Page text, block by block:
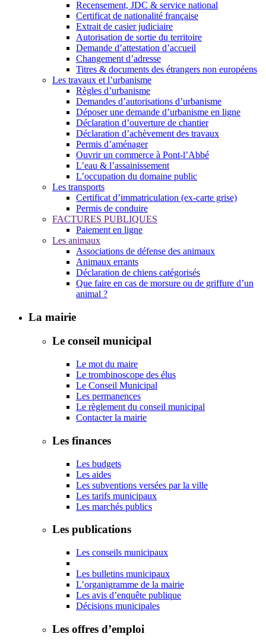
Recensement, JDC & service national
Certificat de nationalité française
Extrait de casier judiciaire
Autorisation de sortie du territoire
Demande d’attestation d’accueil
Changement d’adresse
Titres & documents des étrangers non européens
Les travaux et l’urbanisme
Règles d’urbanisme
Demandes d’autorisations d’urbanisme
Déposer une demande d’urbanisme en ligne
Déclaration d’ouverture de chantier
Déclaration d’achèvement des travaux
Permis d’aménager
Ouvrir un commerce à Pont-l’Abbé
L’eau & l’assainissement
L’occupation du domaine public
Les transports
Certificat d’immatriculation (ex-carte grise)
Permis de conduire
FACTURES PUBLIQUES
Paiement en ligne
Les animaux
Associations de défense des animaux
Animaux errants
Déclaration de chiens catégorisés
Que faire en cas de morsure ou de griffure d’un
animal ?
La mairie
Le conseil municipal
Le mot du maire
Le trombinoscope des élus
Le Conseil Municipal
Les permanences
Le règlement du conseil municipal
Contacter la mairie
Les finances
Les budgets
Les aides
Les subventions versées par la ville
Les tarifs municipaux
Les marchés publics
Les publications
Les conseils municipaux
Les bulletins municipaux
L’organigramme de la mairie
Les avis d’enquête publique
Décisions municipales
Les offres d’emploi